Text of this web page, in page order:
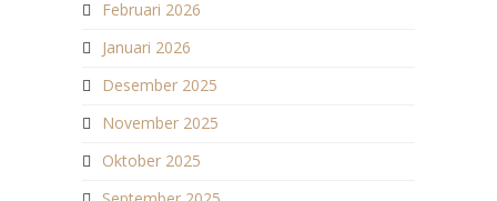
Februari 2026
Januari 2026
Desember 2025
November 2025
Oktober 2025